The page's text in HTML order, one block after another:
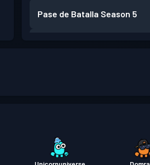
Pase de Batalla Season 5